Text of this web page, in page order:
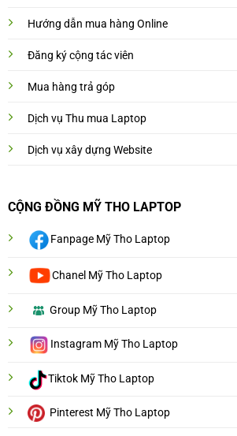
Hướng dẫn mua hàng Online
Đăng ký cộng tác viên
Mua hàng trả góp
Dịch vụ Thu mua Laptop
Dịch vụ xây dựng Website
CỘNG ĐỒNG MỸ THO LAPTOP
Fanpage Mỹ Tho Laptop
Chanel Mỹ Tho Laptop
Group Mỹ Tho Laptop
Instagram Mỹ Tho Laptop
Tiktok Mỹ Tho Laptop
Pinterest Mỹ Tho Laptop